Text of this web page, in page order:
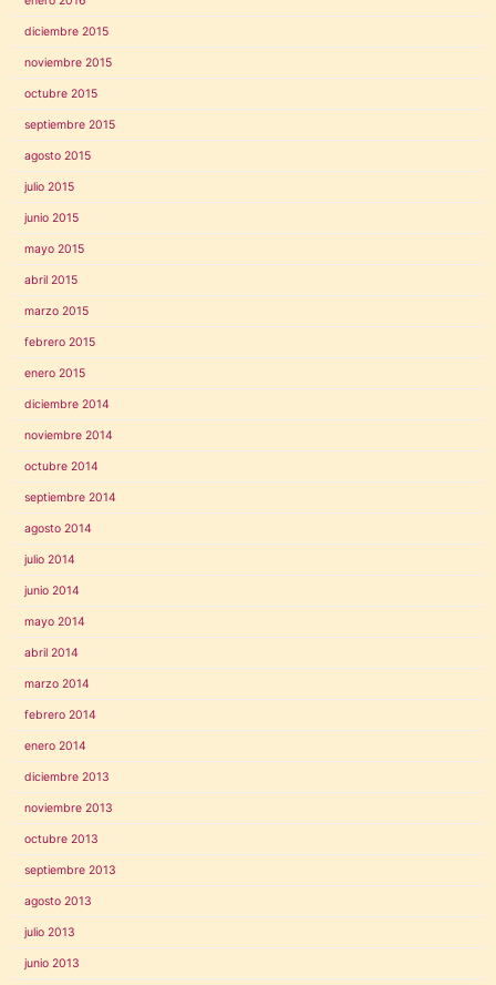
diciembre 2015
noviembre 2015
octubre 2015
septiembre 2015
agosto 2015
julio 2015
junio 2015
mayo 2015
abril 2015
marzo 2015
febrero 2015
enero 2015
diciembre 2014
noviembre 2014
octubre 2014
septiembre 2014
agosto 2014
julio 2014
junio 2014
mayo 2014
abril 2014
marzo 2014
febrero 2014
enero 2014
diciembre 2013
noviembre 2013
octubre 2013
septiembre 2013
agosto 2013
julio 2013
junio 2013